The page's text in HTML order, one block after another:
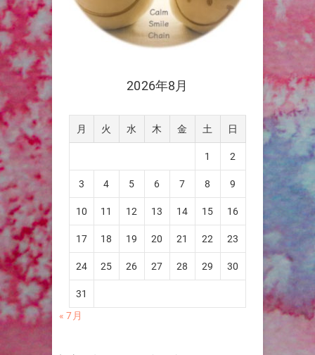
2026年8月
月 火 水 木 金 土 日
1 2
3 4 5 6 7 8 9
10 11 12 13 14 15 16
17 18 19 20 21 22 23
24 25 26 27 28 29 30
31
« 7月